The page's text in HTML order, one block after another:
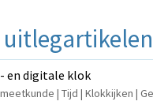
uitlegartikelen
en digitale klok
| Tijd | Klokkijken |